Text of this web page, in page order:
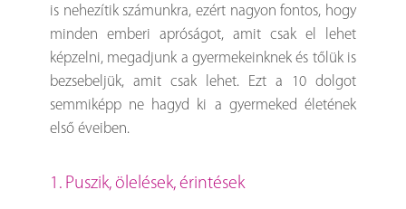
is nehezítik számunkra, ezért nagyon fontos, hogy
minden emberi apróságot, amit csak el lehet
képzelni, megadjunk a gyermekeinknek és tőlük is
bezsebeljük, amit csak lehet. Ezt a 10 dolgot
semmiképp ne hagyd ki a gyermeked életének
első éveiben.
1. Puszik, ölelések, érintések